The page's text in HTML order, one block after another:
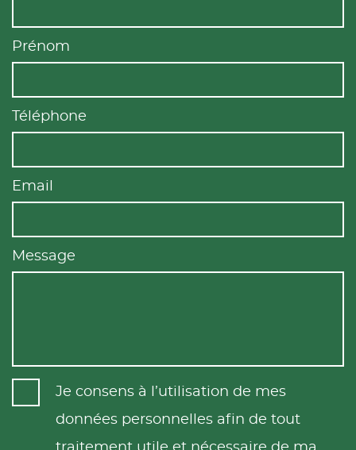
Prénom
Téléphone
Email
Message
Je consens à l’utilisation de mes
données personnelles afin de tout